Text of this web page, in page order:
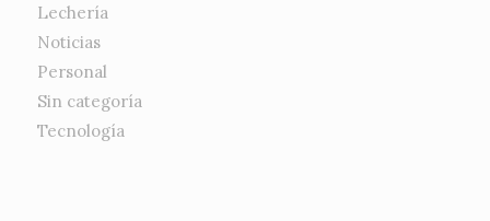
Lechería
Noticias
Personal
Sin categoría
Tecnología